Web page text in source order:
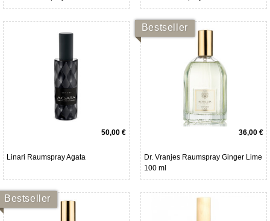
50,00 €
Linari Raumspray Agata
Bestseller
36,00 €
Dr. Vranjes Raumspray Ginger Lime
100 ml
Bestseller